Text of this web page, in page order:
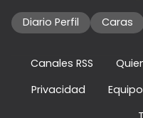
Diario Perfil Caras
Canales RSS
Privacidad
Equipo